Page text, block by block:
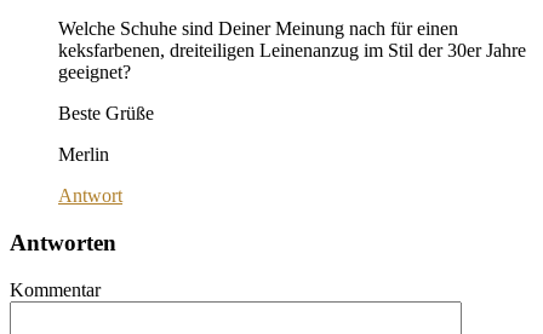
Welche Schuhe sind Deiner Meinung nach für einen
keksfarbenen, dreiteiligen Leinenanzug im Stil der 30er Jahre
geeignet?
Beste Grüße
Merlin
Antwort
Antworten
Kommentar